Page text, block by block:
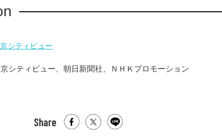
シティビュー
シティビュー、朝日新聞社、ＮＨＫプロモーション
Share